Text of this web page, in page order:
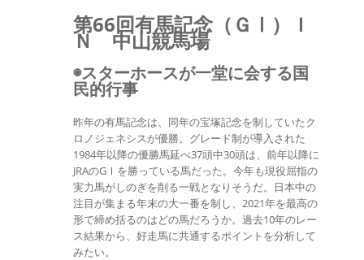
第66回有馬記念（ＧⅠ）Ｉ
Ｎ 中山競馬場
◉スターホースが一堂に会する国
民的行事
昨年の有馬記念は、同年の宝塚記念を制していたク
ロノジェネシスが優勝。グレード制が導入された
1984年以降の優勝馬延べ37頭中30頭は、前年以降に
JRAのGⅠを勝っている馬だった。今年も現役屈指の
実力馬がしのぎを削る一戦となりそうだ。日本中の
注目が集まる年末の大一番を制し、2021年を最高の
形で締め括るのはどの馬だろうか。過去10年のレー
ス結果から、好走馬に共通するポイントを分析して
みたい。